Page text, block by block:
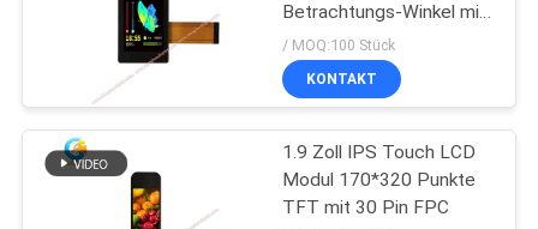
Betrachtungs-Winkel mit
I2C TP
/ MOQ:100 Stück
KONTAKT
1.9 Zoll IPS Touch LCD
Modul 170*320 Punkte
TFT mit 30 Pin FPC